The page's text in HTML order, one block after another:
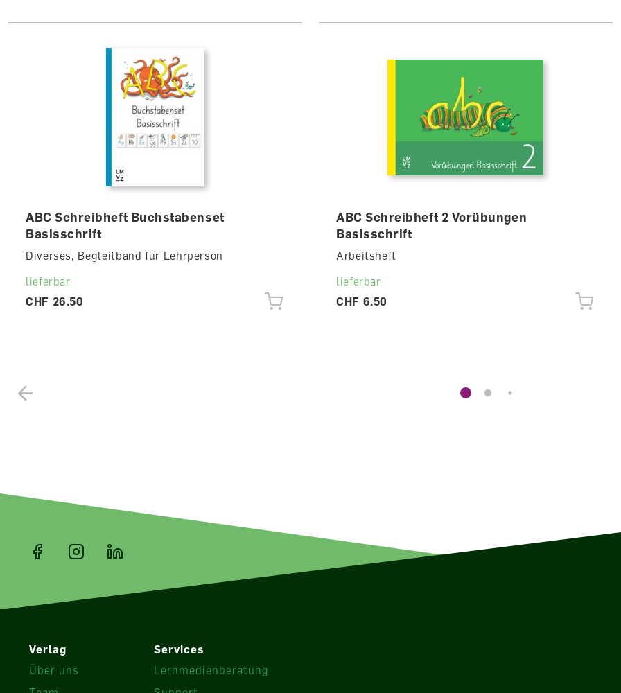
ABC Schreibheft Buchstabenset
Basisschrift
Diverses, Begleitband für Lehrperson
lieferbar
CHF 26.50
ABC Schreibheft 2 Vorübungen
Basisschrift
Arbeitsheft
lieferbar
CHF 6.50
Verlag
Über uns
Services
Lernmedienberatung